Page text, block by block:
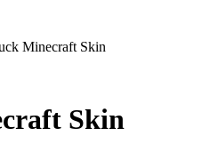
Minecraft Skin
Skin